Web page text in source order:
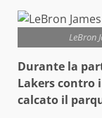
LeBron
Durante la
Lakers contro
calcato il